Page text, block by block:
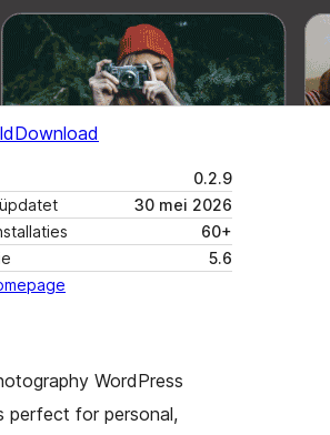
Download
0.2.9
30 mei 2026
60+
5.6
WordPress
perfect for personal,